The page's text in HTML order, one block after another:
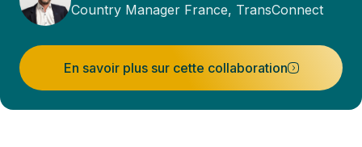
Country Manager France, TransConnect
En savoir plus sur cette collaboration